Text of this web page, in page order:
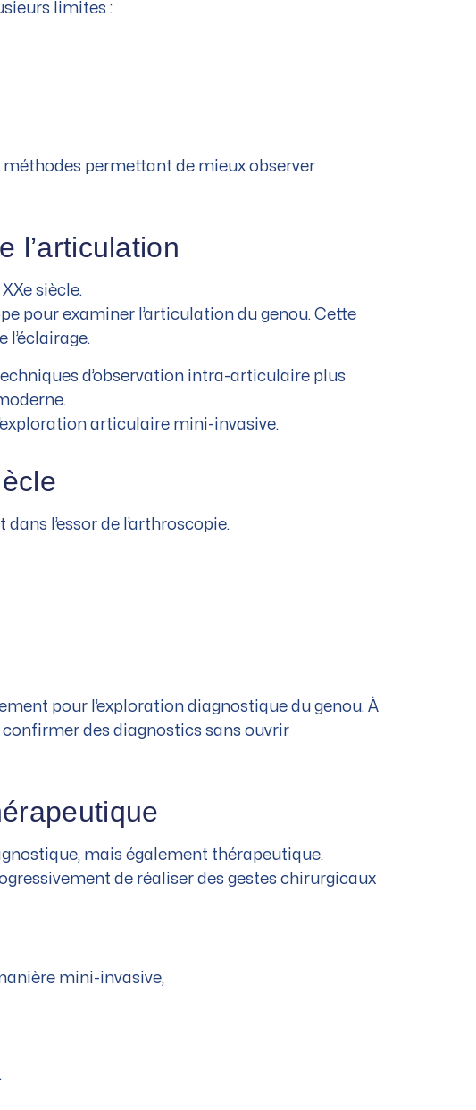
limites :
permettant de mieux observer
l’articulation
siècle.
pour examiner l’articulation du genou. Cette
d’observation intra-articulaire plus
articulaire mini-invasive.
l’essor de l’arthroscopie.
pour l’exploration diagnostique du genou. À
des diagnostics sans ouvrir
mais également thérapeutique.
de réaliser des gestes chirurgicaux
mini-invasive,